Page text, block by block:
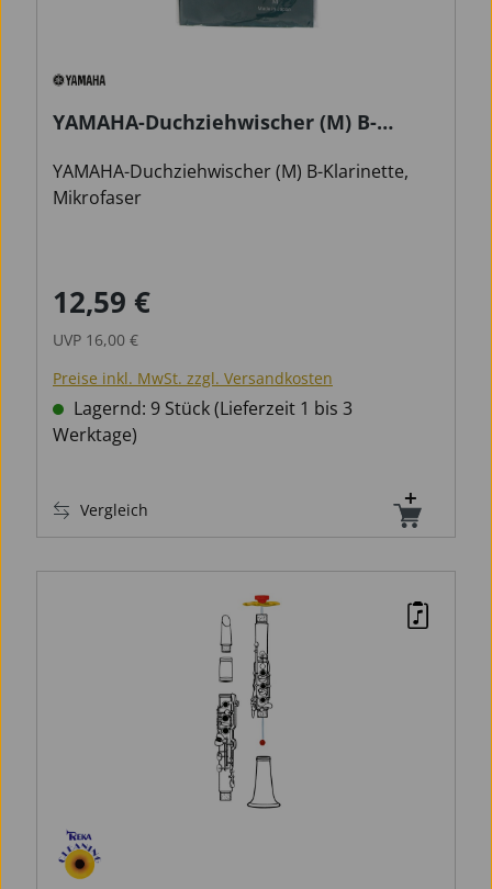
YAMAHA-Duchziehwischer (M) B-
YAMAHA-Duchziehwischer (M) B-Klarinette,
Mikrofaser
Verkaufspreis:
12,59 €
UVP 16,00 €
Preise inkl. MwSt. zzgl. Versandkosten
Lagernd: 9 Stück (Lieferzeit 1 bis 3
Werktage)
Vergleich